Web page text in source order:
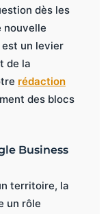
dès les
nouvelle
un levier
de la
rédaction
des blocs
Business
territoire, la
un rôle